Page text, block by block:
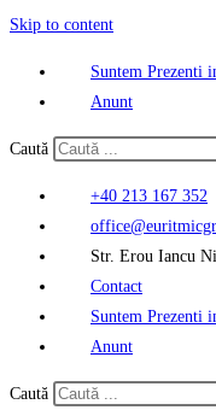
Skip to content
Suntem Prezenti
Anunt
Caută
+40 213 167 352
Str. Erou Iancu
Contact
Suntem Prezenti
Anunt
Caută